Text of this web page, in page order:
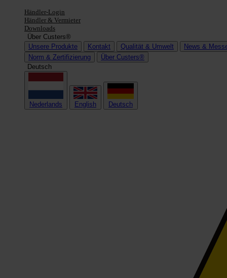
Händler-Login
Händler & Vermieter
Downloads
Über Custers®
Unsere Produkte
Kontakt Qualität & Umwelt
News &
Norm & Zertifizierung
Über Custers®
Deutsch
Nederlands English Deutsch